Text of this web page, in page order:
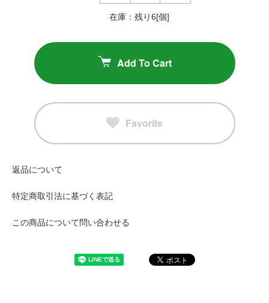
在庫：残り6[個]
Add To Cart
Favorite
返品について
特定商取引法に基づく表記
この商品について問い合わせる